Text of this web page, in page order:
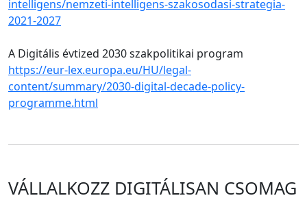
intelligens/nemzeti-intelligens-szakosodasi-strategia-
2021-2027
A Digitális évtized 2030 szakpolitikai program
https://eur-lex.europa.eu/HU/legal-
content/summary/2030-digital-decade-policy-
programme.html
VÁLLALKOZZ DIGITÁLISAN CSOMAG